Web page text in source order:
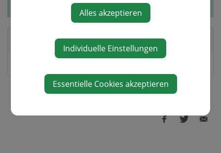
Diese Veranstaltung ist für Kinder geeignet.
Veranstalter
Alles akzeptieren
Individuelle Einstellungen
Essentielle Cookies akzeptieren